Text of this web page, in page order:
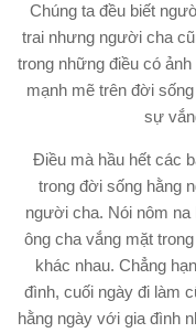
Chúng ta đều biết
trai nhưng người cha
trong những điều có
mạnh mẽ trên đời
sự
Điều mà hầu hết các
trong đời sống hằng
người cha. Nói nôm
ông cha vắng mặt
khác nhau. Chẳng
đình, cuối ngày đi làm
hằng ngày với gia đình